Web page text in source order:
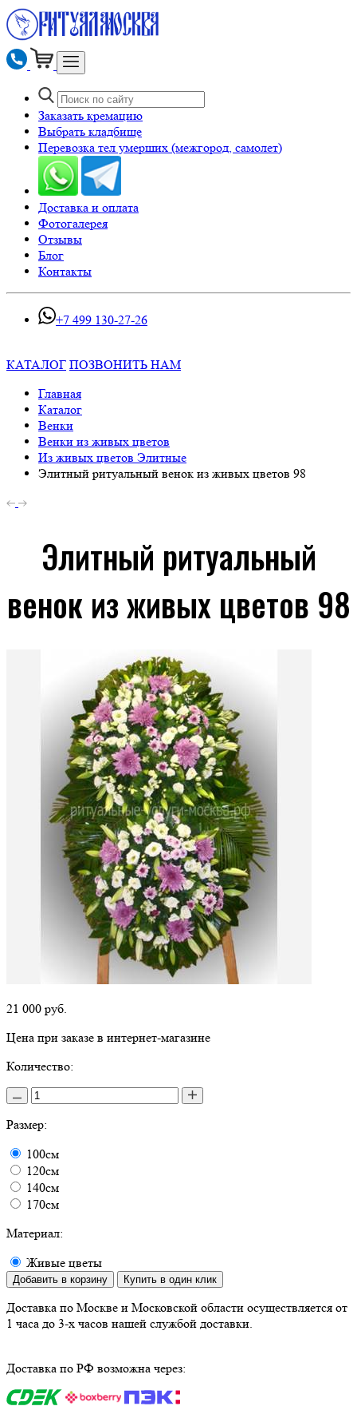
Заказать кремацию
Выбрать кладбище
Перевозка тел умерших (межгород, самолет)
Доставка и оплата
Фотогалерея
Отзывы
Блог
Контакты
+7 499 130-27-26
КАТАЛОГ ПОЗВОНИТЬ НАМ
Главная
Каталог
Венки
Венки из живых цветов
Из живых цветов Элитные
Элитный ритуальный венок из живых цветов 98
Элитный ритуальный
венок из живых цветов 98
21 000 руб.
Цена при заказе в интернет-магазине
Количество:
Размер:
100см
120см
140см
170см
Материал:
Живые цветы
Добавить в корзину Купить в один клик
Доставка по Москве и Московской области осуществляется от
1 часа до 3-х часов нашей службой доставки.
Доставка по РФ возможна через: